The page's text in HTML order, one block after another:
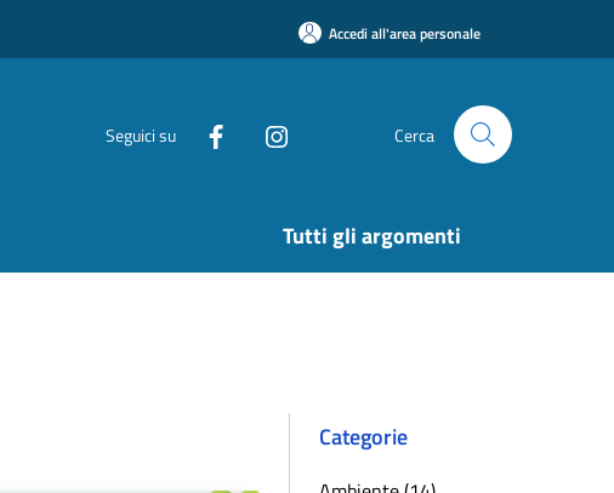
Accedi all'area personale
Seguici su Cerca
Tutti gli argomenti
Categorie